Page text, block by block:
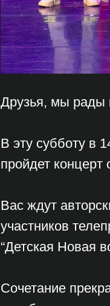
Друзья, мы рады
В эту субботу в
пройдет концерт
Вас ждут
участников
“Детская Новая
Сочетание